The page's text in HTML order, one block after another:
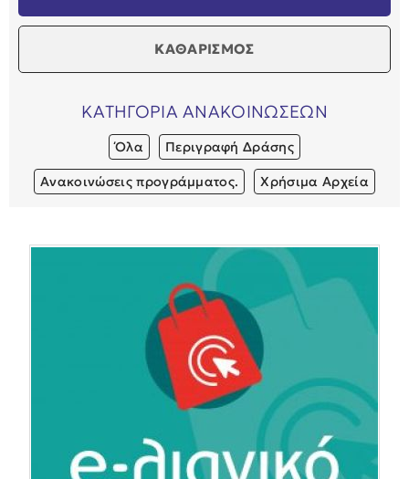
ΚΑΘΑΡΙΣΜΟΣ
ΚΑΤΗΓΟΡΙΑ ΑΝΑΚΟΙΝΩΣΕΩΝ
Όλα Περιγραφή Δράσης
Ανακοινώσεις προγράμματος. Χρήσιμα Αρχεία